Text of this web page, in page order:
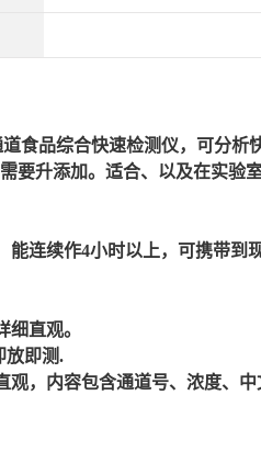
食品综合快速检测仪，可分析
要升添加。适合、以及在实验
连续作4小时以上，可携带到
直观。
放即测.
，内容包含通道号、浓度、中